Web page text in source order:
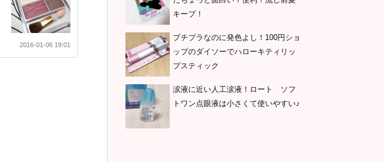
2016-01-06 19:01
キープ！
プチプラなのに発色よし！100円ショ
ップのダイソーでハローキティリッ
プスティック
涙液に近い人工涙液！ロート ソフ
トワン点眼液は小さくて使いやすい♪